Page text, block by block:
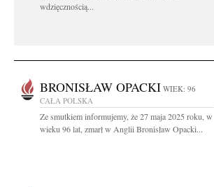
wdzięcznością...
BRONISŁAW OPACKI WIEK: 96
CAŁA POLSKA
Ze smutkiem informujemy, że 27 maja 2025 roku, w
wieku 96 lat, zmarł w Anglii Bronisław Opacki...